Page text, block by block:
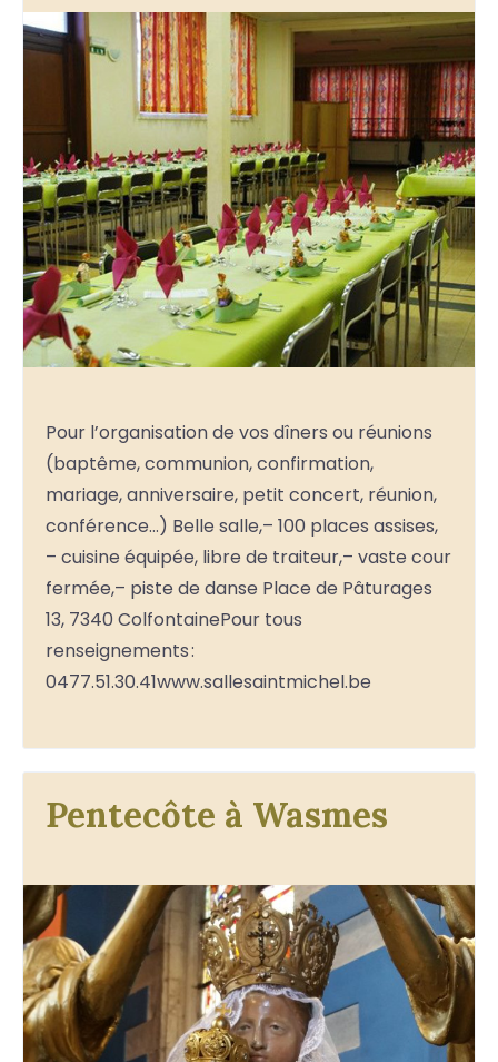
Pour l’organisation de vos dîners ou réunions
(baptême, communion, confirmation,
mariage, anniversaire, petit concert, réunion,
conférence…) Belle salle,– 100 places assises,
– cuisine équipée, libre de traiteur,– vaste cour
fermée,– piste de danse Place de Pâturages
13, 7340 ColfontainePour tous
renseignements :
0477.51.30.41www.sallesaintmichel.be
Pentecôte à Wasmes